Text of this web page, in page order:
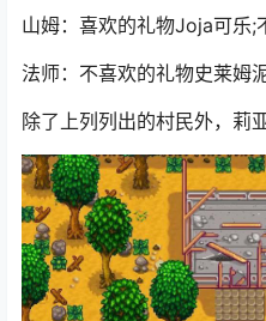
山姆：喜欢的礼物Joja可乐;
法师：不喜欢的礼物史莱姆
除了上列列出的村民外，莉